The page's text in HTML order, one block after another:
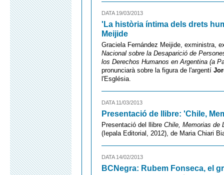
DATA 19/03/2013
'La història íntima dels drets
Meijide
Graciela Fernández Meijide, exministra,
Nacional sobre la Desaparició de
los Derechos Humanos en Argentina (a
pronunciarà sobre la figura de l'argentí
l'Església.
DATA 11/03/2013
Presentació de llibre: 'Chile,
Presentació del llibre Chile, Memorias de
(Iepala Editorial, 2012), de Maria Chiari
DATA 14/02/2013
BCNegra: Rubem Fonseca, el